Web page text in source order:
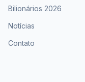
Bilionários 2026
Notícias
Contato